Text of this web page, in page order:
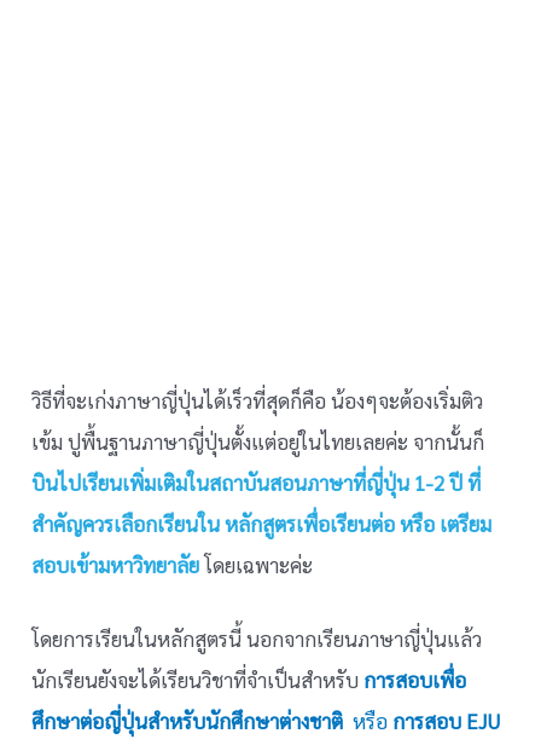
วิธีที่จะเก่งภาษาญี่ปุ่นได้เร็วที่สุดก็คือ น้องๆจะต้องเริ่มติว
เข้ม ปูพื้นฐานภาษาญี่ปุ่นตั้งแต่อยู่ในไทยเลยค่ะ จากนั้นก็
บินไปเรียนเพิ่มเติมในสถาบันสอนภาษาที่ญี่ปุ่น 1-2 ปี ที่
สำคัญควรเลือกเรียนใน หลักสูตรเพื่อเรียนต่อ หรือ เตรียม
สอบเข้ามหาวิทยาลัยโดยเฉพาะค่ะ
โดยการเรียนในหลักสูตรนี้ นอกจากเรียนภาษาญี่ปุ่นแล้ว
นักเรียนยังจะได้เรียนวิชาที่จำเป็นสำหรับ การสอบเพื่อ
ศึกษาต่อญี่ปุ่นสำหรับนักศึกษาต่างชาติ หรือ การสอบ EJU